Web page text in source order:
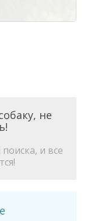
не
и все